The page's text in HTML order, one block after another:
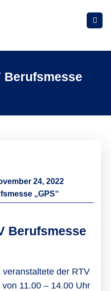
Berufsmesse
24, 2022
„GPS“
Berufsmesse
der RTV
von 11.00 – 14.00 Uhr